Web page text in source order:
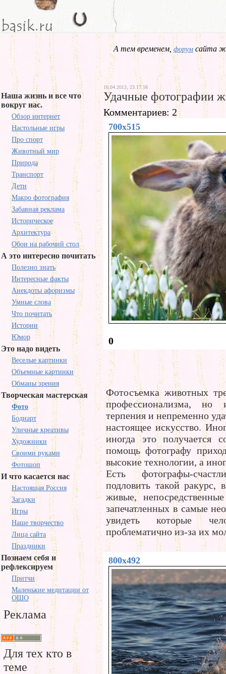
А тем временем,форум сайта
Наша жизнь и все что
вокруг нас.
Обзор интернет
Настольные игры
Про спорт
Животный мир
Природа
Транспорт
Дети
Макро фотография
Забавная реклама
Историческое
Архитектура
Обои на рабочий стол
А это интересно почитать
Полезно знать
Интересные факты
Анекдоты афоризмы
Умные слова
Что почитать
Истории
Юмор
Это надо видеть
Веселые картинки
Объемные картинки
Обманы зрения
Творческая мастерская
Фото
Бодиарт
Уличные креативы
Художники
Своими руками
Фотошоп
И что касается нас
Настоящая Россия
Загадки
Игры
Наше творчество
Лица сайта
Праздники
Познаем себя и
рефлексируем
Притчи
Маленькие медитации от
ОШО
Реклама
Для тех кто в
теме
16.04.2013, 23.17.58
Удачные фотографии
Комментариев: 2
700x515
0
Фотосъемка животных
профессионализма, но
терпения и непременно
настоящее искусство.
иногда это получается
помощь фотографу
высокие технологии, а
Есть фотографы-
подловить такой ракурс,
живые,
запечатленных в самые
увидеть которые
проблематично из-за их
800x492